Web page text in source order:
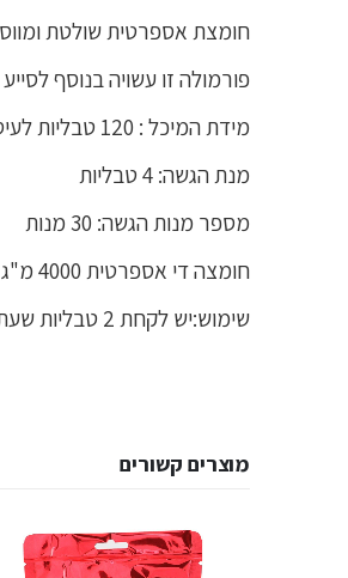
חומצת אספרטית שולטת
פורמולה זו עשויה בנוסף
מידת המיכל : 120 טבליות לעיסה
מנת הגשה: 4 טבליות
מספר מנות הגשה: 30 מנות
חומצה די אספרטית 4000 מ"ג
שימוש:יש לקחת 2 טבליות שעתיים לפני אימון ו2 טבליות לפני השינה
מוצרים קשורים